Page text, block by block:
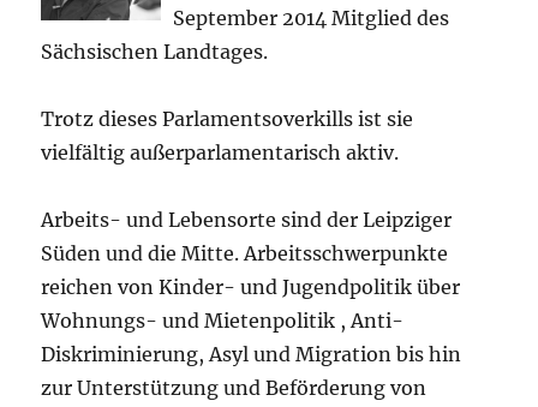
September 2014 Mitglied des
Sächsischen Landtages.
Trotz dieses Parlamentsoverkills ist sie
vielfältig außerparlamentarisch aktiv.
Arbeits- und Lebensorte sind der Leipziger
Süden und die Mitte. Arbeitsschwerpunkte
reichen von Kinder- und Jugendpolitik über
Wohnungs- und Mietenpolitik , Anti-
Diskriminierung, Asyl und Migration bis hin
zur Unterstützung und Beförderung von